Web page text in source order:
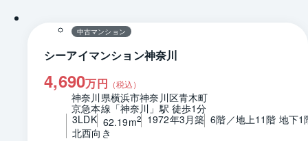
中古マンション
シーアイマンション神奈川
4,690万円 （税込）
神奈川県横浜市神奈川区青木町
京急本線「神奈川」駅 徒歩1分
3LDK 62.19m2 1972年3月築 6階／地上11階 地下1
北西向き